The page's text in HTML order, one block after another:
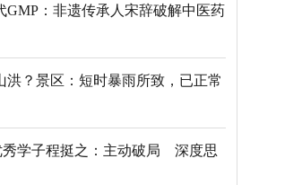
GMP：非遗传承人宋辞破解中医药
洪？景区：短时暴雨所致，已正常
秀学子程挺之：主动破局 深度思